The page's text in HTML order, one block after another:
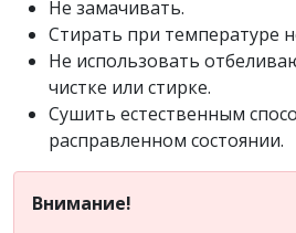
Не замачивать.
Стирать при температуре
Не использовать
чистке или стирке.
Сушить естественным
расправленном состоянии.
Внимание!